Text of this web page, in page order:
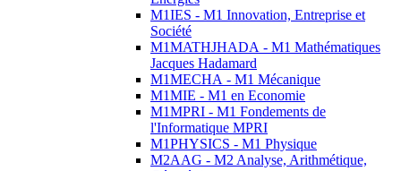
M1IES - M1 Innovation, Entreprise et
Société
M1MATHJHADA - M1 Mathématiques
Jacques Hadamard
M1MECHA - M1 Mécanique
M1MIE - M1 en Economie
M1MPRI - M1 Fondements de
l'Informatique MPRI
M1PHYSICS - M1 Physique
M2AAG - M2 Analyse, Arithmétique,